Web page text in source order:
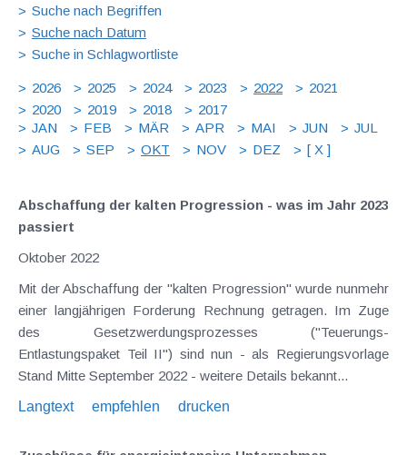
Suche nach Begriffen
Suche nach Datum
Suche in Schlagwortliste
2026 2025 2024 2023 2022
2021
2020
2019 2018
2017
JAN
FEB MÄR APR MAI JUN
JUL
AUG
SEP OKT NOV DEZ [ X ]
Abschaffung der kalten Progression - was im Jahr 2023
passiert
Oktober 2022
Mit der Abschaffung der "kalten Progression" wurde nunmehr
einer langjährigen Forderung Rechnung getragen. Im Zuge
des Gesetzwerdungsprozesses ("Teuerungs-
Entlastungspaket Teil II") sind nun - als Regierungsvorlage
Stand Mitte September 2022 - weitere Details bekannt...
Langtext
empfehlen drucken